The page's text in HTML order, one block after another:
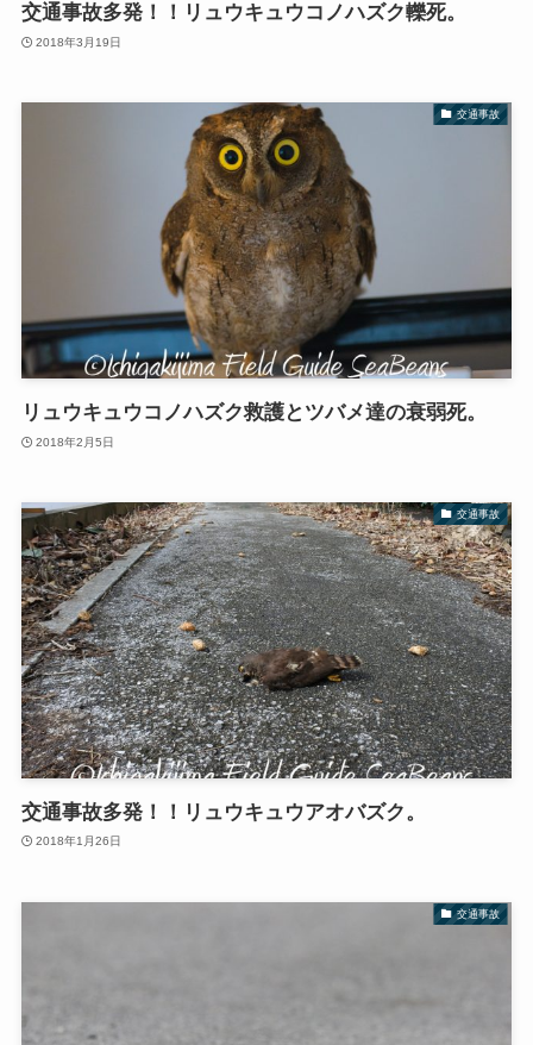
交通事故多発！！リュウキュウコノハズク轢死。
2018年3月19日
交通事故
リュウキュウコノハズク救護とツバメ達の衰弱死。
2018年2月5日
交通事故
交通事故多発！！リュウキュウアオバズク。
2018年1月26日
交通事故